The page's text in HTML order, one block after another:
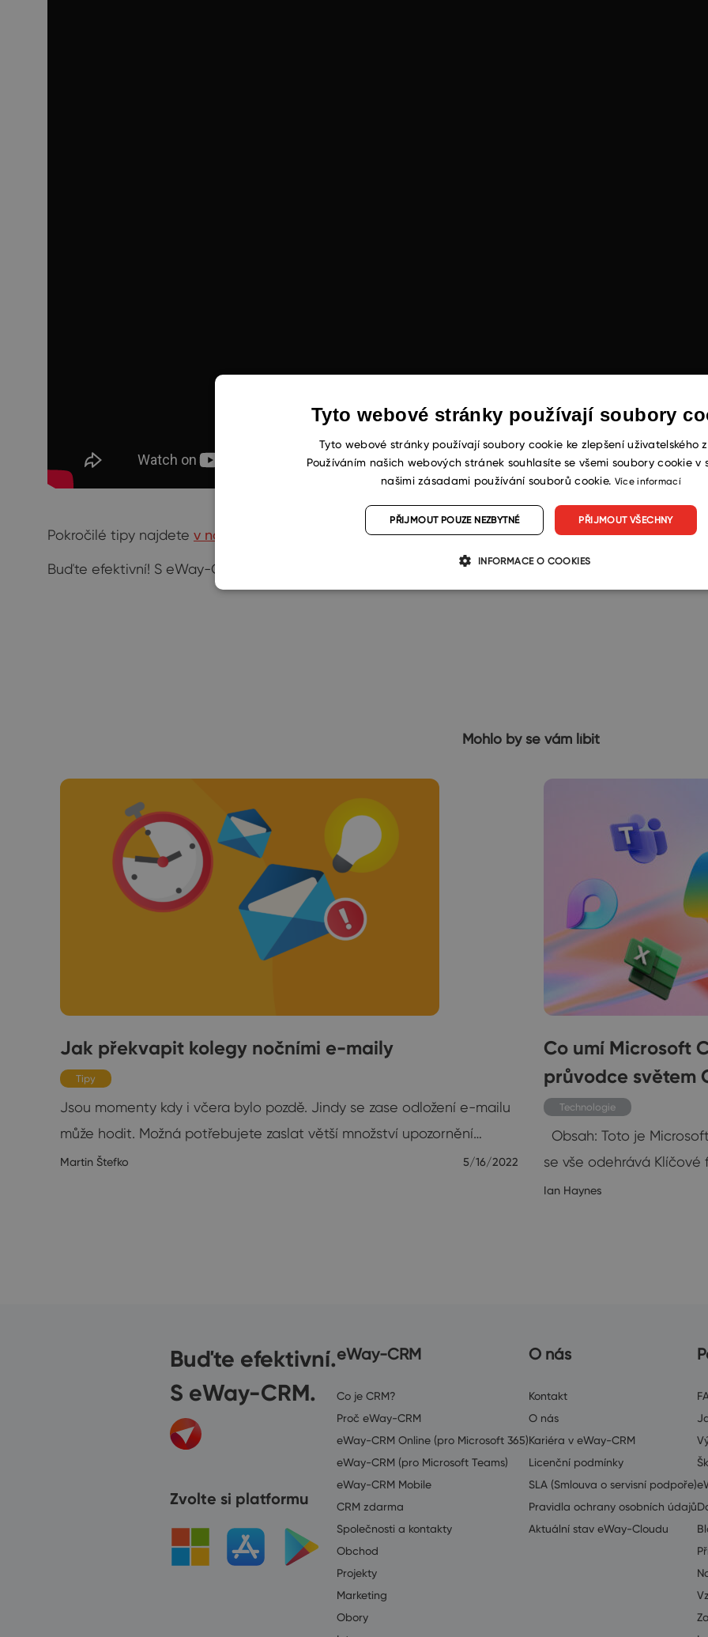
Pokročilé tipy najdete v naší Knowledge Base
Buďte efektivní! S eWay-CRM.
Mohlo by se vám líbit
Jak překvapit kolegy nočními e-maily
Tipy
Jsou momenty kdy i včera bylo pozdě. Jindy se zase odložení e-mailu
může hodit. Možná potřebujete zaslat větší množství upozornění…
Martin Štefko 5/16/2022
Co umí Microsoft
průvodce světem
Technologie
Obsah: Toto je
se vše odehrává Klíčové
Ian Haynes
Buďte efektivní.
S eWay-CRM.
Zvolte si platformu
eWay-CRM
Co je CRM?
Proč eWay-CRM
eWay-CRM Online (pro Microsoft 365)
eWay-CRM (pro Microsoft Teams)
eWay-CRM Mobile
CRM zdarma
Společnosti a kontakty
Obchod
Projekty
Marketing
Obory
O nás
Kontakt
O nás
Kariéra v eWay-CRM
Licenční podmínky
SLA (Smlouva o servisní podpoře)
Pravidla ochrany osobních údajů
Aktuální stav eWay-Cloudu
Tyto webové stránky používají soubory
Tyto webové stránky používají soubory cookie ke zlepšení uživatelského
Používáním našich webových stránek souhlasíte se všemi soubory cookie v
našimi zásadami používání souborů cookie. Více informací
PŘIJMOUT VŠECHNY
PŘIJMOUT POUZE NEZBYTNÉ
INFORMACE O COOKIES